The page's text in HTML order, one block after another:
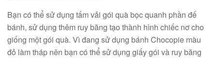
Bạn có thể sử dụng tấm vải gói quà bọc quanh phần đế
bánh, sử dụng thêm ruy băng tạo thành hình chiếc nơ cho
giống một gói quà. Vì đang sử dụng bánh Chocopie màu
đỏ làm tháp nên bạn có thể sử dụng giấy gói và ruy băng